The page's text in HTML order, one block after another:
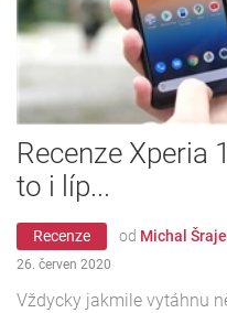
Recenze Xperia
to i líp...
Recenze od Michal
26. červen 2020
Vždycky jakmile vytáhnu